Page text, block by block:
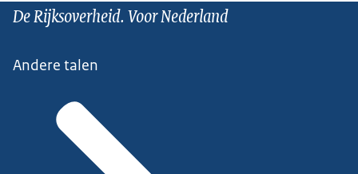
De Rijksoverheid. Voor Nederland
Andere talen